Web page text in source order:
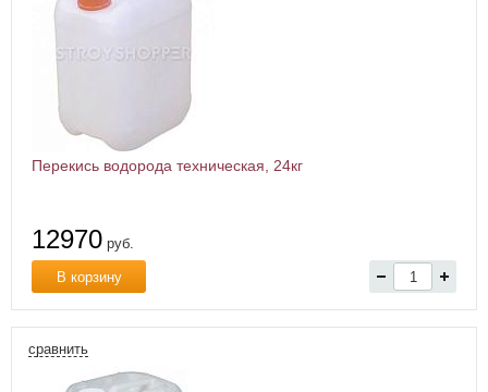
Перекись водорода техническая, 24кг
12970 руб.
В корзину
сравнить